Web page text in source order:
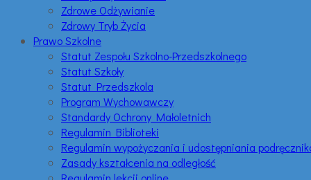
Zdrowe Odżywianie
Zdrowy Tryb Życia
Prawo Szkolne
Statut Zespołu Szkolno-Przedszkolnego
Statut Szkoły
Statut Przedszkola
Program Wychowawczy
Standardy Ochrony Małoletnich
Regulamin Biblioteki
Regulamin wypożyczania i udostępniania
Zasady kształcenia na odległość